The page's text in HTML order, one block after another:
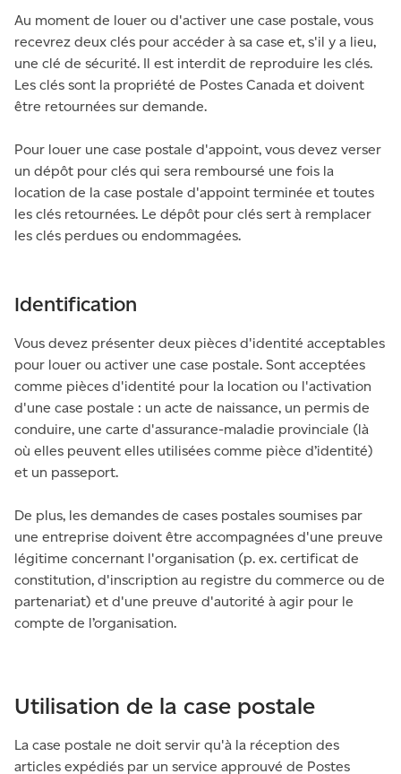
Au moment de louer ou d'activer une case postale, vous
recevrez deux clés pour accéder à sa case et, s'il y a lieu,
une clé de sécurité. Il est interdit de reproduire les clés.
Les clés sont la propriété de Postes Canada et doivent
être retournées sur demande.
Pour louer une case postale d'appoint, vous devez verser
un dépôt pour clés qui sera remboursé une fois la
location de la case postale d'appoint terminée et toutes
les clés retournées. Le dépôt pour clés sert à remplacer
les clés perdues ou endommagées.
Identification
Vous devez présenter deux pièces d'identité acceptables
pour louer ou activer une case postale. Sont acceptées
comme pièces d'identité pour la location ou l'activation
d'une case postale : un acte de naissance, un permis de
conduire, une carte d'assurance-maladie provinciale (là
où elles peuvent elles utilisées comme pièce d’identité)
et un passeport.
De plus, les demandes de cases postales soumises par
une entreprise doivent être accompagnées d'une preuve
légitime concernant l'organisation (p. ex. certificat de
constitution, d'inscription au registre du commerce ou de
partenariat) et d'une preuve d'autorité à agir pour le
compte de l’organisation.
Utilisation de la case postale
La case postale ne doit servir qu'à la réception des
articles expédiés par un service approuvé de Postes